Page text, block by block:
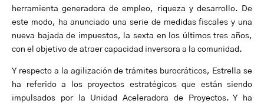
herramienta generadora de empleo, riqueza y desarrollo. De
este modo, ha anunciado una serie de medidas fiscales y una
nueva bajada de impuestos, la sexta en los últimos tres años,
con el objetivo de atraer capacidad inversora a la comunidad.
Y respecto a la agilización de trámites burocráticos, Estrella se
ha referido a los proyectos estratégicos que están siendo
impulsados por la Unidad Aceleradora de Proyectos. Y ha